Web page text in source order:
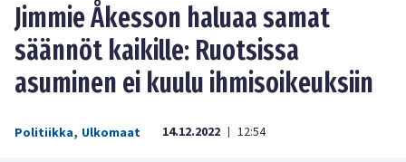
Jimmie Åkesson haluaa samat
säännöt kaikille: Ruotsissa
asuminen ei kuulu ihmisoikeuksiin
Politiikka, Ulkomaat 14.12.2022 | 12:54